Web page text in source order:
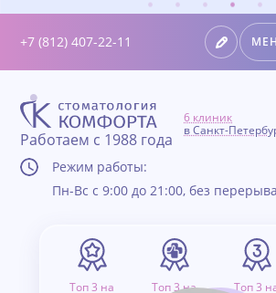
+7 (812) 407-22-11
Работаем с 1988 года
6 клиник
в Санкт-
Режим работы:
Пн-Вс с 9:00 до 21:00, без
Топ 3 на
Топ 3 на
Топ 3